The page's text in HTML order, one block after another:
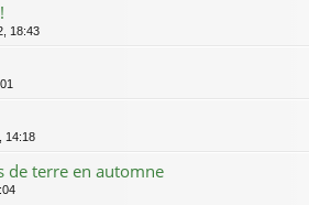
18:43
14:18
de terre en automne